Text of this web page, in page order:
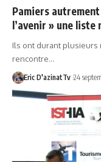
Pamiers
l’avenir » une
Ils ont durant plusieurs
rencontre…
Eric D'azinatTv 24